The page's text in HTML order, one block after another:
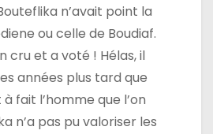
n’avait point la
ou celle de Boudiaf.
cru et a voté ! Hélas, il
années plus tard que
fait l’homme que l’on
n’a pas pu valoriser les